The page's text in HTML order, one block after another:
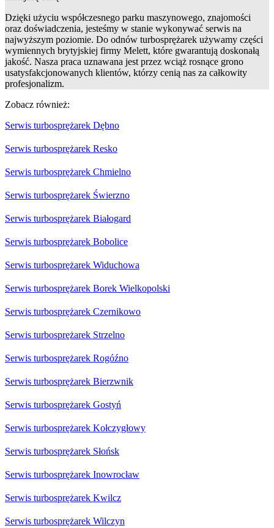
Dzięki użyciu współczesnego parku maszynowego, znajomości
oraz doświadczenia, jesteśmy w stanie wykonywać serwis na
najwyższym poziomie. Do odnów turbosprężarek używamy części
wymiennych brytyjskiej firmy Melett, które gwarantują doskonałą
jakość. Nasza praca uznawana jest przez wciąż rosnące grono
usatysfakcjonowanych klientów, którzy cenią nas za całkowity
profesjonalizm.
Zobacz również:
Serwis turbosprężarek Dębno
Serwis turbosprężarek Resko
Serwis turbosprężarek Chmielno
Serwis turbosprężarek Świerzno
Serwis turbosprężarek Białogard
Serwis turbosprężarek Bobolice
Serwis turbosprężarek Widuchowa
Serwis turbosprężarek Borek Wielkopolski
Serwis turbosprężarek Czernikowo
Serwis turbosprężarek Strzelno
Serwis turbosprężarek Rogóźno
Serwis turbosprężarek Bierzwnik
Serwis turbosprężarek Gostyń
Serwis turbosprężarek Kołczygłowy
Serwis turbosprężarek Słońsk
Serwis turbosprężarek Inowrocław
Serwis turbosprężarek Kwilcz
Serwis turbosprężarek Wilczyn